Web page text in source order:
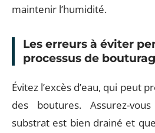
maintenir l’humidité.
Les erreurs à éviter
processus de
Évitez l’excès d’eau, qui peut
des boutures. Assurez-
substrat est bien drainé et